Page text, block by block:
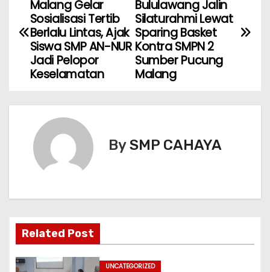
a
p
o
s
Bululawang Jalin
Silaturahmi Lewat
Sparing Basket
Kontra SMPN 2
Sumber Pucung
Malang
Malang Gelar
Sosialisasi Tertib
Berlalu Lintas, Ajak
Siswa SMP AN-NUR
Jadi Pelopor
Keselamatan
BySMP CAHAYA
Related Post
UNCATEGORIZED